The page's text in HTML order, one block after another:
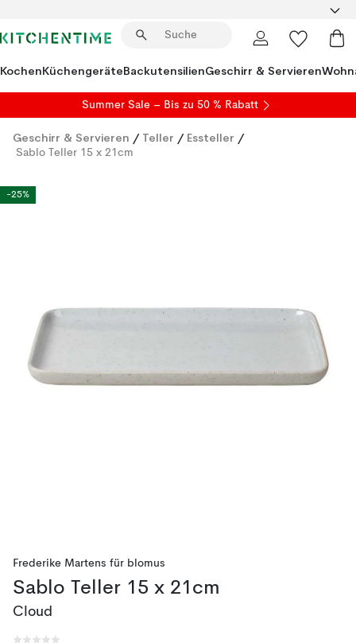
KochenKüchengeräteBackutensilienGeschirr & Servieren
Summer Sale – Bis zu 50 % Rabatt
Geschirr & Servieren / Teller / Essteller /
Sablo Teller 15 x 21cm
-25%
Frederike Martens für blomus
Sablo Teller 15 x 21cm
Cloud